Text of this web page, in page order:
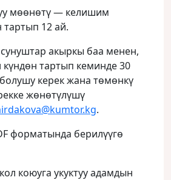
мөөнөтү — келишим
тартып 12 ай.
акыркы баа менен,
күндөн тартып кеминде 30
керек жана төмөнкү
жөнөтүлүшү
.
форматында берилүүгө
коюуга укуктуу адамдын